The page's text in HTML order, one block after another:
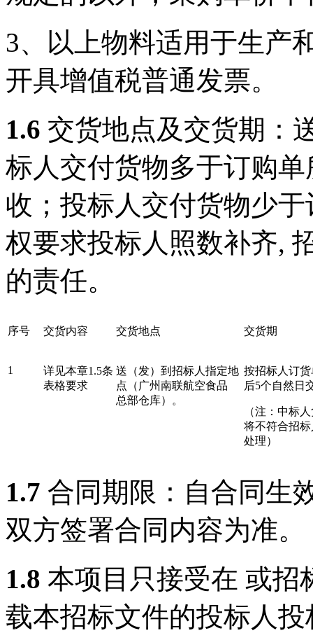
3、以上物料适用于生产
开具增值税普通发票。
1.6 交货地点及交货期：
标人交付货物多于订购
收；投标人交付货物少
权要求投标人照数补齐,
的责任。
序号 交货内容 交货地点 交货期
1 详见本章1.5条
表格要求
送（发）到招标人指定地
点（广州南联航空食品
总部仓库）。
按招标人订
后5个自然日
（注：中标人
将不符合招
处理）
1.7 合同期限：自合同生
双方签署合同内容为准。
1.8 本项目只接受在 或招
载本招标文件的投标人投